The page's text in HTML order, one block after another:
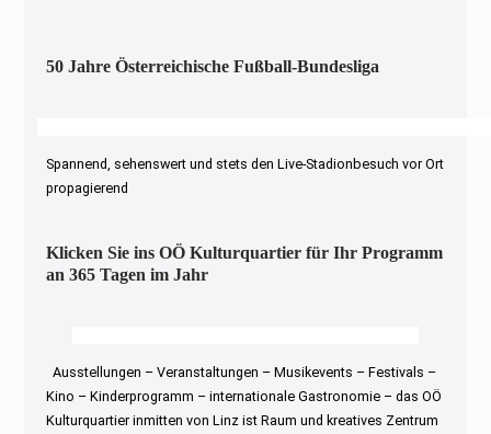
50 Jahre Österreichische Fußball-Bundesliga
Spannend, sehenswert und stets den Live-Stadionbesuch vor Ort
propagierend
Klicken Sie ins OÖ Kulturquartier für Ihr Programm
an 365 Tagen im Jahr
Ausstellungen – Veranstaltungen – Musikevents – Festivals –
Kino – Kinderprogramm – internationale Gastronomie – das OÖ
Kulturquartier inmitten von Linz ist Raum und kreatives Zentrum